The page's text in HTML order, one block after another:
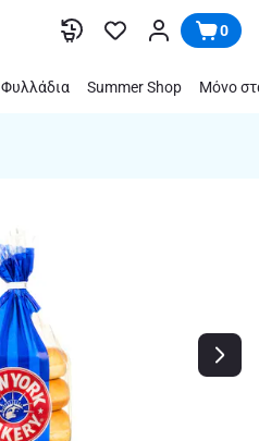
0
Φυλλάδια Summer Shop Μόνο